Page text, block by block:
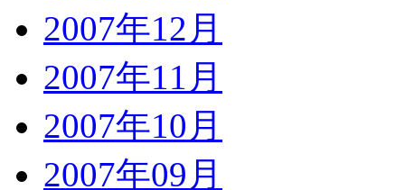
2007年12月
2007年11月
2007年10月
2007年09月